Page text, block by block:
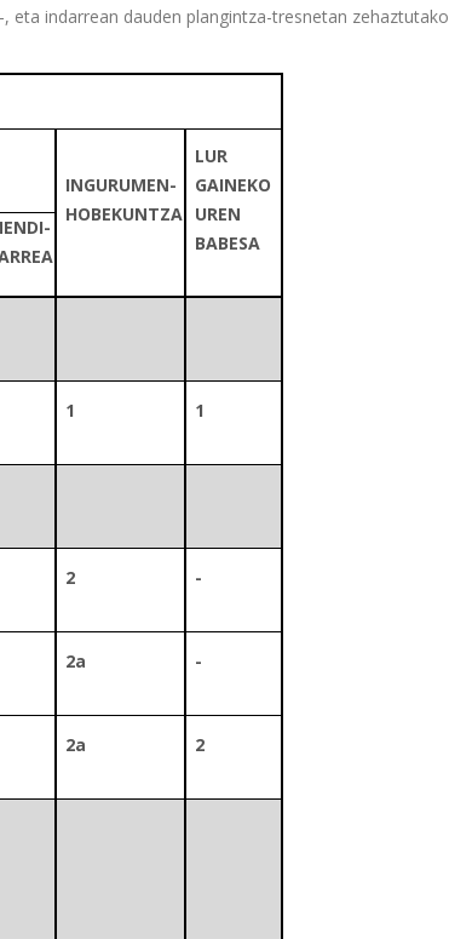
indarrean dauden plangintza-tresnetan zehaztutako
INGURUMEN-
HOBEKUNTZA
LUR
GAINEKO
UREN
BABESA
1 1
2 -
2a -
2a 2